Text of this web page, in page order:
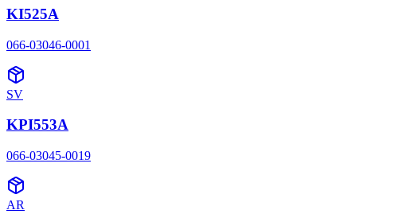
KI525A
066-03046-0001
SV
KPI553A
066-03045-0019
AR